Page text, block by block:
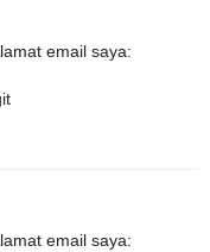
email saya:
email saya: